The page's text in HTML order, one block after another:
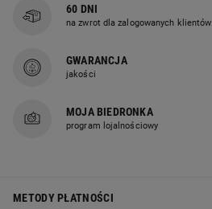
60 DNI
na zwrot dla zalogowanych klientów
GWARANCJA
jakości
MOJA BIEDRONKA
program lojalnościowy
METODY PŁATNOŚCI